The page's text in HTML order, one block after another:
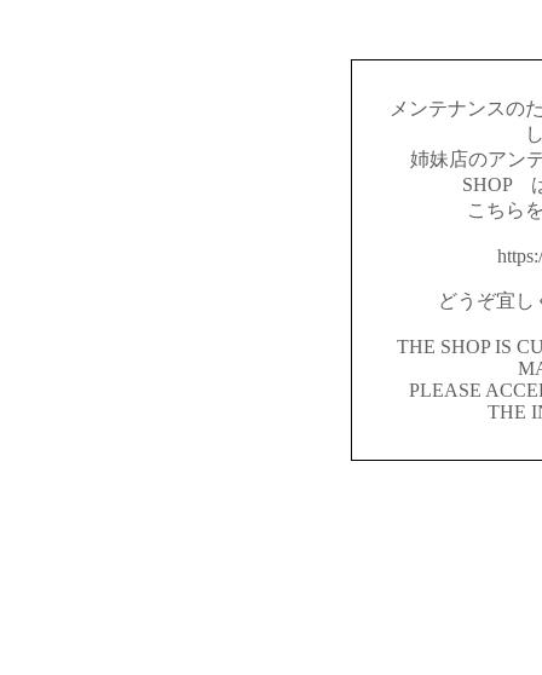
メンテナンスの
姉妹店のアン
SHOP
こちら
どうぞ宜し
THE SHOP IS
PLEASE
THE